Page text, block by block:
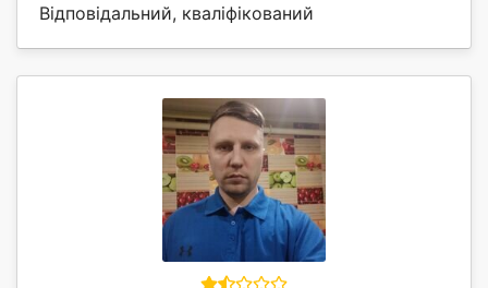
Відповідальний, кваліфікований